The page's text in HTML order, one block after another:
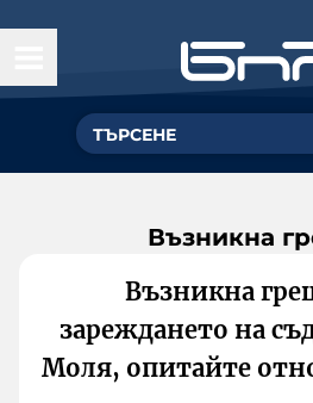
Възникна
Възникна
зареждането на
Моля, опитайте